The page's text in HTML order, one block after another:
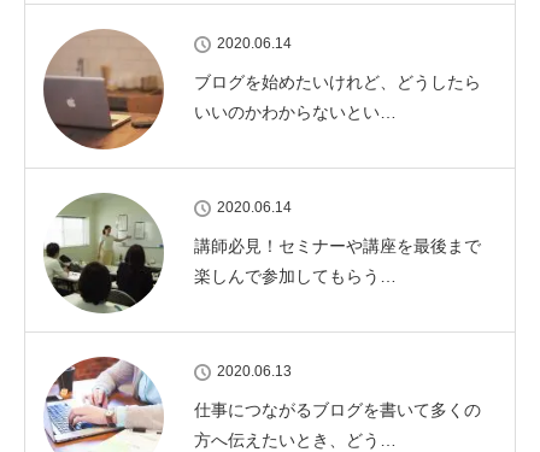
2020.06.14
ブログを始めたいけれど、どうしたら
いいのかわからないとい…
2020.06.14
講師必見！セミナーや講座を最後まで
楽しんで参加してもらう…
2020.06.13
仕事につながるブログを書いて多くの
方へ伝えたいとき、どう…